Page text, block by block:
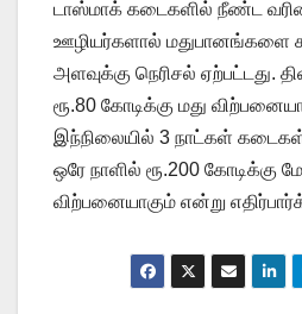
டாஸ்மாக் கடைகளில் நீண்ட
ஊழியர்களால் மதுபானங்களை
அளவுக்கு நெரிசல் ஏற்பட்டது.
ரூ.80 கோடிக்கு மது
இந்நிலையில் 3 நாட்கள்
ஒரே நாளில் ரூ.200 கோடிக்கு
விற்பனையாகும் என்று